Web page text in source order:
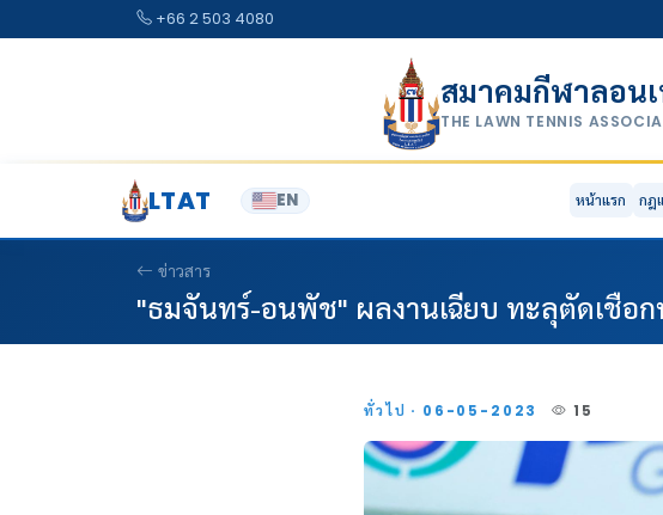
+66 2 503 4080
สมาคมกีฬาลอน
THE LAWN TENNIS
LTAT EN หน้าแรก กฎ
ข่าวสาร
"ธมจันทร์-อนพัช" ผลงานเฉียบ ทะลุตัดเชือ
ทั่วไป · 06-05-2023 15